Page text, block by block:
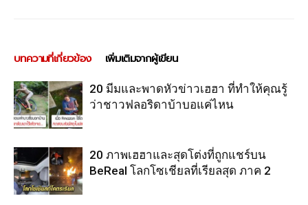
บทความที่เกี่ยวข้อง เพิ่มเติมจากผู้เขียน
20 มีมและพาดหัวข่าวเฮฮา ที่ทำให้คุณรู้
ว่าชาวฟลอริดาบ้าบอแค่ไหน
20 ภาพเฮฮาและสุดโต่งที่ถูกแชร์บน
BeReal โลกโซเชียลที่เรียลสุด ภาค 2